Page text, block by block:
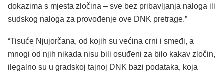
dokazima s mjesta zločina – sve bez pribavljanja naloga ili
sudskog naloga za provođenje ove DNK pretrage.”
“Tisuće Njujorčana, od kojih su većina crni i smeđi, a
mnogi od njih nikada nisu bili osuđeni za bilo kakav zločin,
ilegalno su u gradskoj tajnoj DNK bazi podataka, koja